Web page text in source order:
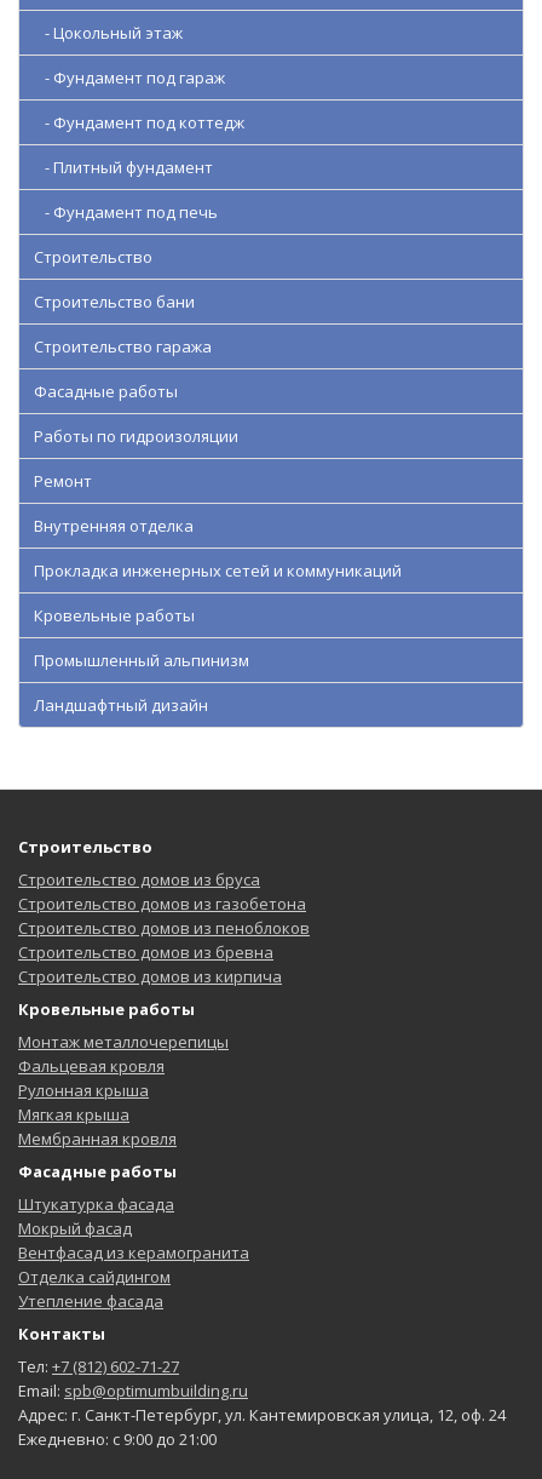
- Цокольный этаж
- Фундамент под гараж
- Фундамент под коттедж
- Плитный фундамент
- Фундамент под печь
Строительство
Строительство бани
Строительство гаража
Фасадные работы
Работы по гидроизоляции
Ремонт
Внутренняя отделка
Прокладка инженерных сетей и коммуникаций
Кровельные работы
Промышленный альпинизм
Ландшафтный дизайн
Строительство
Строительство домов из бруса
Строительство домов из газобетона
Строительство домов из пеноблоков
Строительство домов из бревна
Строительство домов из кирпича
Кровельные работы
Монтаж металлочерепицы
Фальцевая кровля
Рулонная крыша
Мягкая крыша
Мембранная кровля
Фасадные работы
Штукатурка фасада
Мокрый фасад
Вентфасад из керамогранита
Отделка сайдингом
Утепление фасада
Контакты
Тел: +7 (812) 602-71-27
Email: spb@optimumbuilding.ru
Адрес: г. Санкт-Петербург, ул. Кантемировская улица, 12, оф. 24
Ежедневно: с 9:00 до 21:00